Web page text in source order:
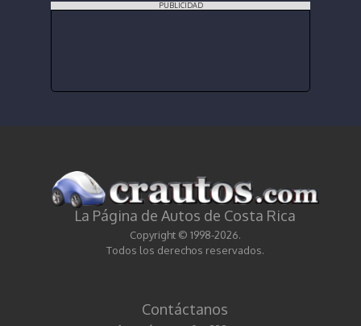
PUBLICIDAD
La Página de Autos de Costa Rica
Copyright © 1998-2026.
Todos los derechos reservados.
Contáctanos